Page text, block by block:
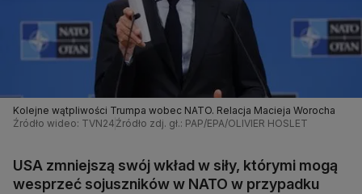
Kolejne wątpliwości Trumpa wobec NATO. Relacja Macieja Worocha
Źródło wideo: TVN24 Źródło zdj. gł.: PAP/EPA/OLIVIER HOSLET
USA zmniejszą swój wkład w siły, którymi mogą
wesprzeć sojuszników w NATO w przypadku